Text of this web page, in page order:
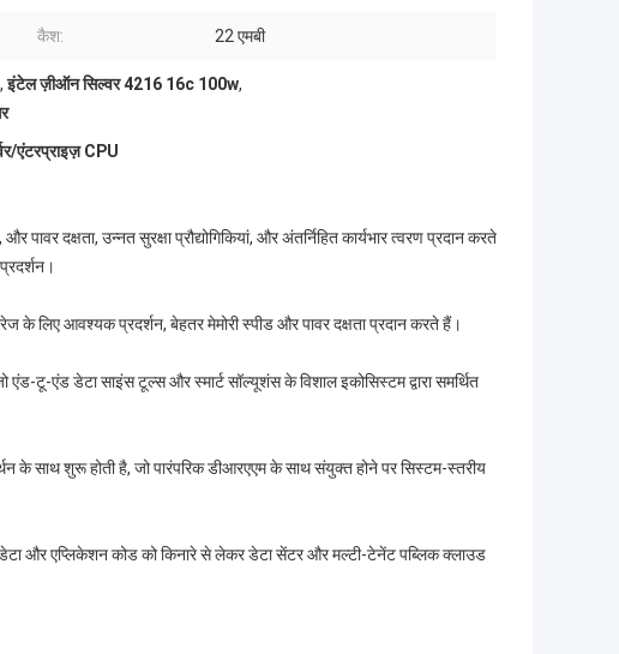
कैश: 22 एमबी
,इंटेल ज़ीऑन सिल्वर 4216 16c 100w,
एंटरप्राइज़ CPU
दक्षता, उन्नत सुरक्षा प्रौद्योगिकियां, और अंतर्निहित कार्यभार त्वरण प्रदान करते
आवश्यक प्रदर्शन, बेहतर मेमोरी स्पीड और पावर दक्षता प्रदान करते हैं।
एंड डेटा साइंस टूल्स और स्मार्ट सॉल्यूशंस के विशाल इकोसिस्टम द्वारा समर्थित
के साथ शुरू होती है, जो पारंपरिक डीआरएएम के साथ संयुक्त होने पर सिस्टम-स्तरीय
एप्लिकेशन कोड को किनारे से लेकर डेटा सेंटर और मल्टी-टेनेंट पब्लिक क्लाउड